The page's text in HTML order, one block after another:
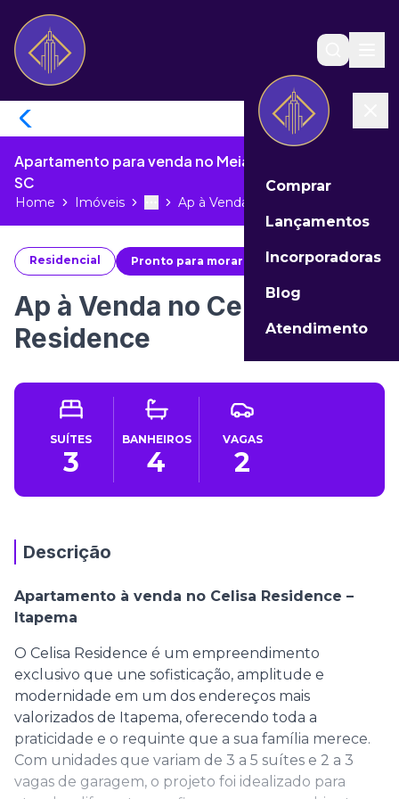
Comprar
Lançamentos
Incorporadoras
Blog
Atendimento
Apartamento para venda no Meia Praia de Itapema -
SC
Home Imóveis More
Toggle menu
Ap à Venda no Celisa Residence...
Residencial Pronto para morar #90209
Ap à Venda no Celisa
Residence
SUÍTES
3
BANHEIROS
4
VAGAS
2
Descrição
Apartamento à venda no Celisa Residence –
Itapema
O Celisa Residence é um empreendimento
exclusivo que une sofisticação, amplitude e
modernidade em um dos endereços mais
valorizados de Itapema, oferecendo toda a
praticidade e o requinte que a sua família merece.
Com unidades que variam de 3 a 5 suítes e 2 a 3
vagas de garagem, o projeto foi idealizado para